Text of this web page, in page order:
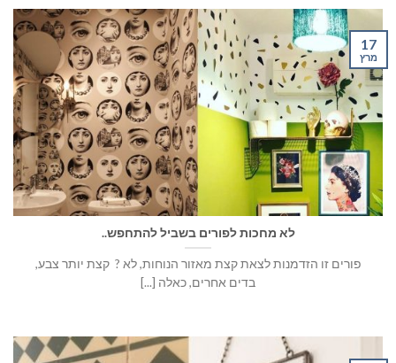
לא מחכות לפורים בשביל להתחפש..
פורים זו הזדמנות לצאת קצת מאזור הנוחות, לא ? קצת יותר צבע,
בדים אחרים, כאלה [...]
17
מרץ